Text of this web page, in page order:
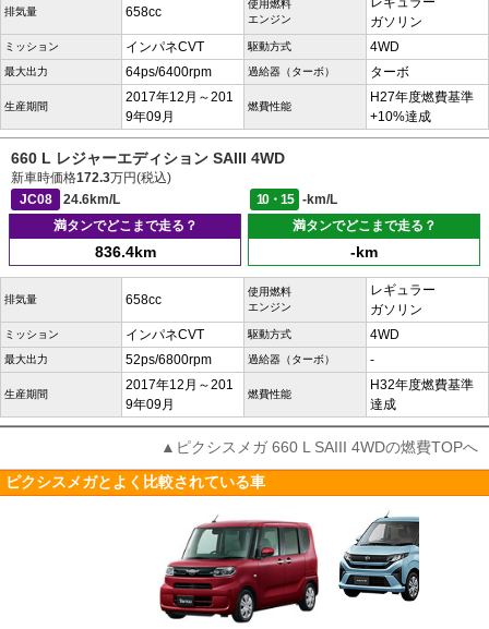
排気量 658cc
使用燃料
エンジン
ガソリン
ミッション インパネCVT 駆動方式 4WD
最大出力 64ps/6400rpm 過給器（ターボ） ターボ
生産期間
2017年12月～201
9年09月
燃費性能
H27年度燃費基準
+10%達成
660 L レジャーエディション SAIII 4WD
新車時価格172.3万円(税込)
JC08
24.6km/L 10・15
-km/L
満タンでどこまで走る？
836.4km
満タンでどこまで走る？
-km
排気量 658cc
使用燃料
エンジン
レギュラー
ガソリン
ミッション インパネCVT 駆動方式 4WD
最大出力 52ps/6800rpm 過給器（ターボ） -
生産期間
2017年12月～201
9年09月
燃費性能
H32年度燃費基準
達成
▲ピクシスメガ 660 L SAIII 4WDの燃費TOPへ
ピクシスメガとよく比較されている車